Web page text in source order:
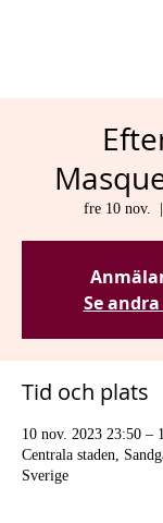
fre 10 nov.
Se
Tid och plats
10 nov. 2023 23:50 –
Centrala staden,
Sverige